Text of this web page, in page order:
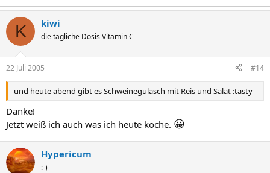
K kiwi
die tägliche Dosis Vitamin C
22 Juli 2005 #14
und heute abend gibt es Schweinegulasch mit Reis und Salat :tasty
Danke!
Jetzt weiß ich auch was ich heute koche. 😀
Hypericum
:-)